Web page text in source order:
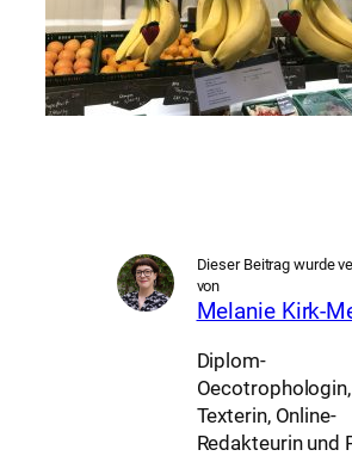
Dieser Beitrag wurde
von
Melanie Kirk-
Diplom-
Oecotrophologin,
Texterin, Online-
Redakteurin und